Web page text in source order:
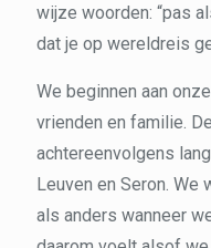
wijze woorden: “pas
dat je op wereldreis
We beginnen aan
vrienden en familie.
achtereenvolgens
Leuven en Seron. We
als anders wanneer